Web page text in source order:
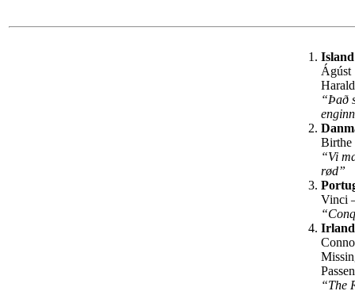
Island
Ágúst
“Það
“Vi
rød”
Vinci
Irland
“The